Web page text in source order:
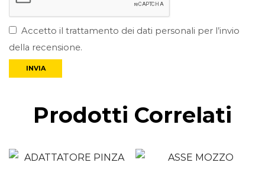
Accetto il trattamento dei dati personali per l’invio
della recensione.
Prodotti Correlati